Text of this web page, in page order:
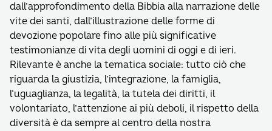
dall’approfondimento della Bibbia alla narrazione delle
vite dei santi, dall’illustrazione delle forme di
devozione popolare fino alle più significative
testimonianze di vita degli uomini di oggi e di ieri.
Rilevante è anche la tematica sociale: tutto ciò che
riguarda la giustizia, l’integrazione, la famiglia,
l’uguaglianza, la legalità, la tutela dei diritti, il
volontariato, l’attenzione ai più deboli, il rispetto della
diversità è da sempre al centro della nostra